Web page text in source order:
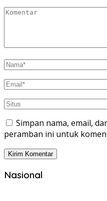
Simpan nama, email,
peramban ini untuk
Nasional